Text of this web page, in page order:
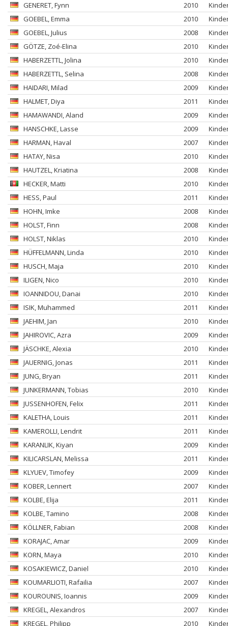
GENERET, Fynn 2010
GOEBEL, Emma 2010
GOEBEL, Julius 2008
GÖTZE, Zoé-Elina 2010
HABERZETTL, Jolina 2010
HABERZETTL, Selina 2008
HAIDARI, Milad 2009
HALMET, Diya 2011
HAMAWANDI, Aland 2009
HANSCHKE, Lasse 2009
HARMAN, Haval 2007
HATAY, Nisa 2010
HAUTZEL, Kriatina 2008
HECKER, Matti 2010
HESS , Paul 2011
HOHN, Imke 2008
HOLST, Finn 2008
HOLST, Niklas 2010
HÜFFELMANN, Linda 2010
HUSCH, Maja 2010
ILIGEN, Nico 2010
IOANNIDOU, Danai 2010
ISIK, Muhammed 2011
JAEHIM, Jan 2010
JAHIROVIC, Azra 2009
JÄSCHKE, Alexia 2010
JAUERNIG, Jonas 2011
JUNG, Bryan 2011
JUNKERMANN, Tobias 2010
JUSSENHOFEN, Felix 2011
KALETHA, Louis 2011
KAMEROLLI, Lendrit 2011
KARANLIK, Kiyan 2009
KILICARSLAN, Melissa 2011
KLYUEV, Timofey 2009
KOBER, Lennert 2007
KOLBE, Elija 2011
KOLBE, Tamino 2008
KÖLLNER, Fabian 2008
KORAJAC, Amar 2009
KORN, Maya 2010
KOSAKIEWICZ, Daniel 2010
KOUMARLIOTI, Rafailia 2007
KOUROUNIS, Ioannis 2009
KREGEL, Alexandros 2007
KREGEL, Philipp 2010